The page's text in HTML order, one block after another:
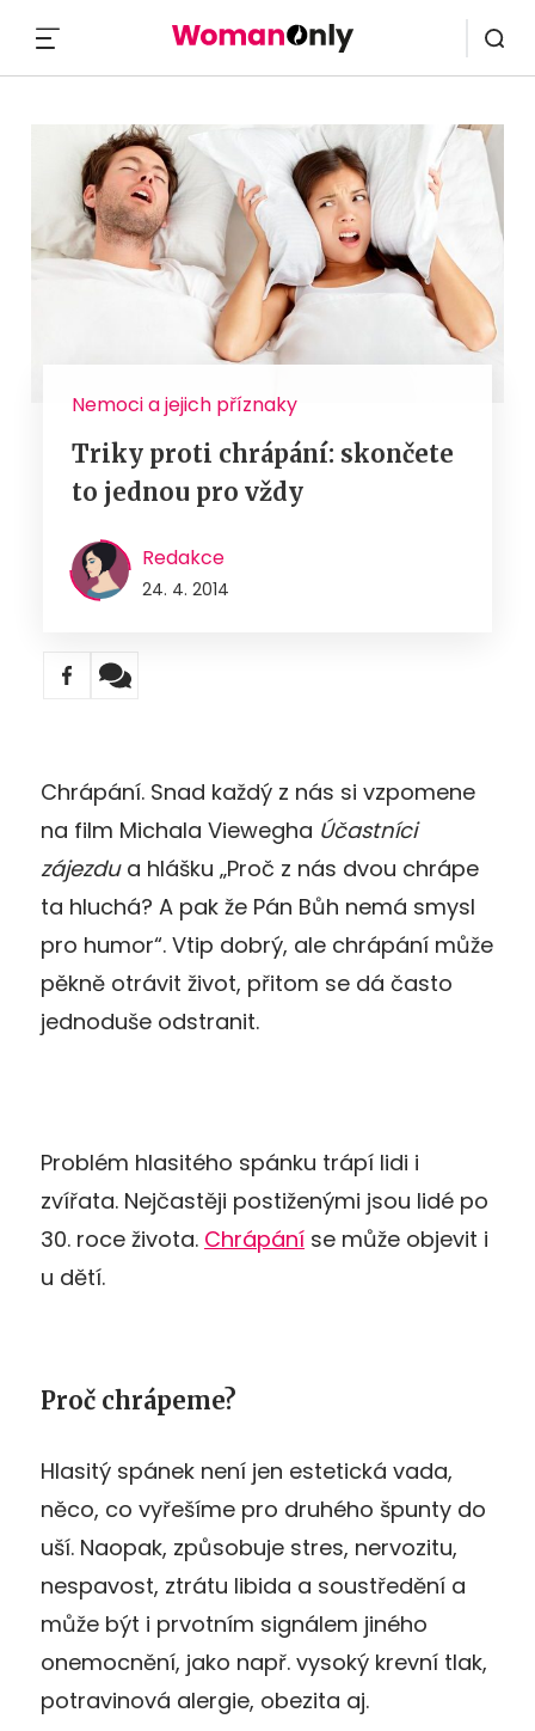
Nemoci a jejich příznaky
Triky proti chrápání: skončete
to jednou pro vždy
Redakce
24. 4. 2014
Chrápání. Snad každý z nás si vzpomene
na film Michala Viewegha Účastníci
zájezdu a hlášku „Proč z nás dvou chrápe
ta hluchá? A pak že Pán Bůh nemá smysl
pro humor“. Vtip dobrý, ale chrápání může
pěkně otrávit život, přitom se dá často
jednoduše odstranit.
Problém hlasitého spánku trápí lidi i
zvířata. Nejčastěji postiženými jsou lidé po
30. roce života. Chrápání se může objevit i
u dětí.
Proč chrápeme?
Hlasitý spánek není jen estetická vada,
něco, co vyřešíme pro druhého špunty do
uší. Naopak, způsobuje stres, nervozitu,
nespavost, ztrátu libida a soustředění a
může být i prvotním signálem jiného
onemocnění, jako např. vysoký krevní tlak,
potravinová alergie, obezita aj.